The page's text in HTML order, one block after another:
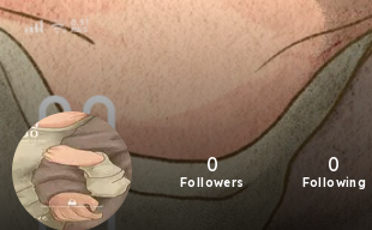
0
Followers
0
Following